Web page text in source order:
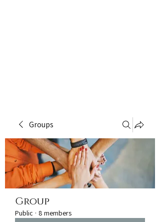
Groups
Group
Public · 8 members